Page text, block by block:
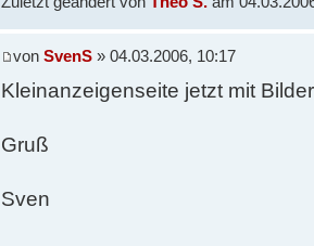
von SvenS » 04.03.2006, 10:17
Kleinanzeigenseite jetzt mit
Gruß
Sven